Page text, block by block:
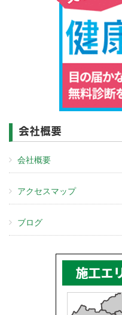
会社概要
会社概要
アクセスマップ
ブログ